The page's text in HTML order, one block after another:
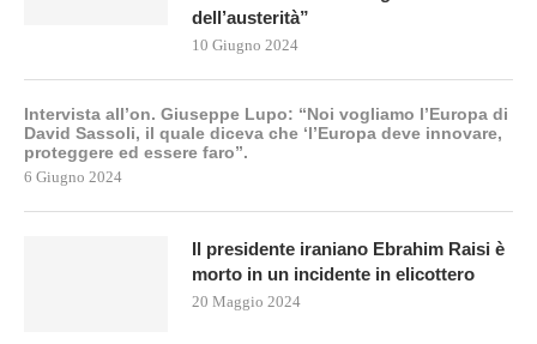
dell’austerità”
10 Giugno 2024
Intervista all’on. Giuseppe Lupo: “Noi vogliamo l’Europa di
David Sassoli, il quale diceva che ‘l’Europa deve innovare,
proteggere ed essere faro”.
6 Giugno 2024
Il presidente iraniano Ebrahim Raisi è
morto in un incidente in elicottero
20 Maggio 2024